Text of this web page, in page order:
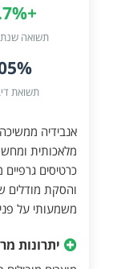
+23.7%
תשואה
תשואת
אנבידיה
כרטיסים
והסקת מודלים
משמעותי על
יתרונות